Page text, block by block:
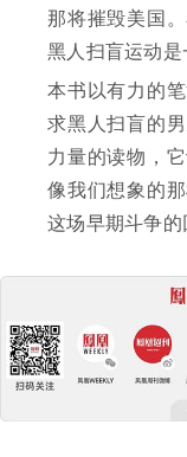
那将摧毁美国
黑人扫盲运动是
本书以有力的
求黑人扫盲的
力量的读物，
像我们想象的
这场早期斗争的